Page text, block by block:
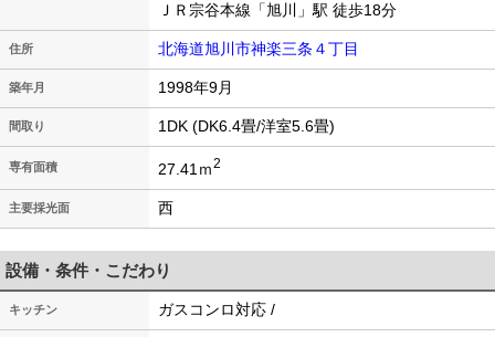
ＪＲ宗谷本線「旭川」駅 徒歩18分
住所 北海道旭川市神楽三条４丁目
築年月 1998年9月
間取り 1DK (DK6.4畳/洋室5.6畳)
専有面積 27.41ｍ2
主要採光面 西
設備・条件・こだわり
キッチン ガスコンロ対応 /